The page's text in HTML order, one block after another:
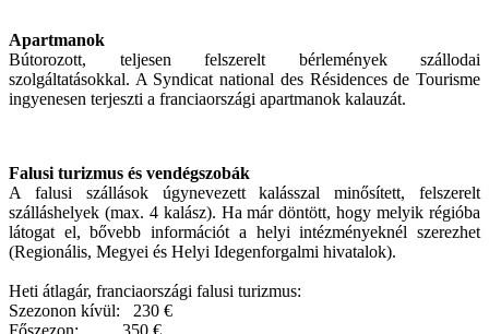
Apartmanok
Bútorozott, teljesen felszerelt bérlemények szállodai
szolgáltatásokkal. A Syndicat national des Résidences de Tourisme
ingyenesen terjeszti a franciaországi apartmanok kalauzát.
Falusi turizmus és vendégszobák
A falusi szállások úgynevezett kalásszal minősített, felszerelt
szálláshelyek (max. 4 kalász). Ha már döntött, hogy melyik régióba
látogat el, bővebb információt a helyi intézményeknél szerezhet
(Regionális, Megyei és Helyi Idegenforgalmi hivatalok).
Heti átlagár, franciaországi falusi turizmus:
Szezonon kívül: 230 €
Főszezon: 350 €